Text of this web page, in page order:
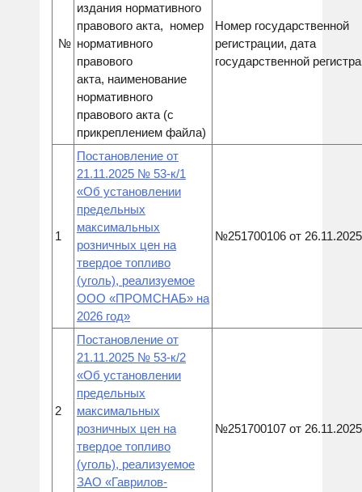
№
издания нормативного
правового акта, номер
нормативного
правового
акта, наименование
нормативного
правового акта (с
прикреплением файла)
Номер государственной
регистрации, дата
государственной
1
Постановление от
21.11.2025 № 53-к/1
«Об установлении
предельных
максимальных
розничных цен на
твердое топливо
(уголь), реализуемое
ООО «ПРОМСНАБ» на
2026 год»
№251700106 от 26.11.2025
2
Постановление от
21.11.2025 № 53-к/2
«Об установлении
предельных
максимальных
розничных цен на
твердое топливо
(уголь), реализуемое
ЗАО «Гаврилов-
№251700107 от 26.11.2025